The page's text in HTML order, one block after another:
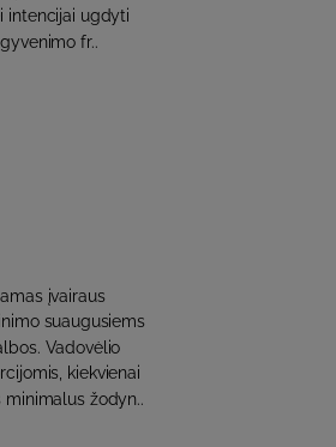
intencijai ugdyti
fr..
įvairaus
suaugusiems
Vadovėlio
kiekvienai
žodyn..